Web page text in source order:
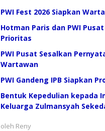
PWI Fest 2026 Siapkan
Hotman Paris dan PWI
Prioritas
PWI Pusat Sesalkan
Wartawan
PWI Gandeng IPB Siapkan
Bentuk Kepedulian kepada
Keluarga Zulmansyah
oleh Reny